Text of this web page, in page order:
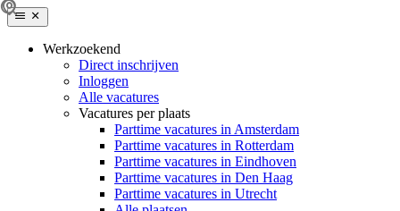
Werkzoekend
Direct inschrijven
Inloggen
Alle vacatures
Vacatures per plaats
Parttime vacatures in Amsterdam
Parttime vacatures in Rotterdam
Parttime vacatures in Eindhoven
Parttime vacatures in Den Haag
Parttime vacatures in Utrecht